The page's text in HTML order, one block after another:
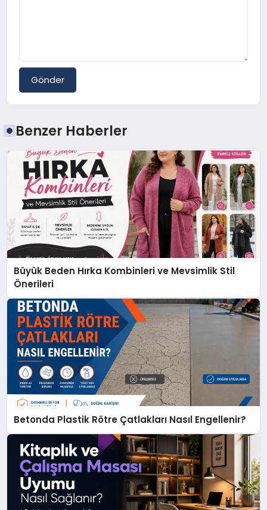
Gönder
Benzer Haberler
Büyük Beden Hırka Kombinleri ve Mevsimlik Stil
Önerileri
Betonda Plastik Rötre Çatlakları Nasıl Engellenir?